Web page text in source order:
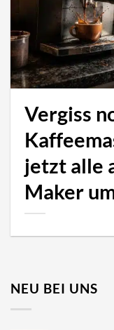
Vergiss
jetzt alle
Maker
NEU BEI UNS